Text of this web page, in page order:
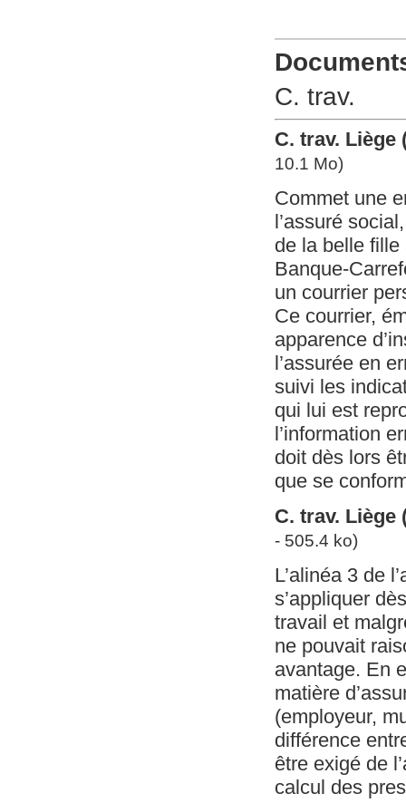
C. trav.
C. trav. Liège
10.1 Mo)
Commet une
l’assuré
de la belle fille
Banque-
un courrier
Ce courrier,
apparence
l’assurée en
suivi les
qui lui est
l’information
doit dès lors
que se
C. trav. Liège
- 505.4 ko)
L’alinéa 3 de
s’appliquer
travail et
ne pouvait
avantage. En
matière
(employeur,
différence
être exigé de
calcul des